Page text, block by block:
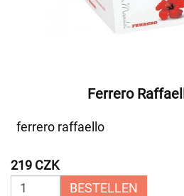
Ferrero
ferrero raffaello
219 CZK
BESTELLEN